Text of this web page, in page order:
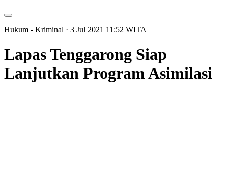
Hukum - Kriminal · 3 Jul 2021 11:52 WITA
Lapas Tenggarong Siap
Lanjutkan Program Asimilasi